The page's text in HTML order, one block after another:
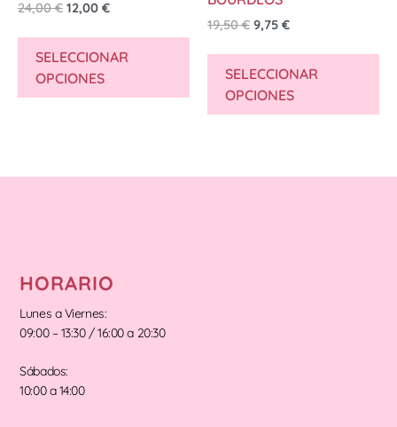
24,00€ 12,00 €
SELECCIONAR
OPCIONES
19,50€ 9,75 €
SELECCIONAR
OPCIONES
HORARIO
Lunes a Viernes:
09:00 – 13:30 / 16:00 a 20:30
Sábados:
10:00 a 14:00